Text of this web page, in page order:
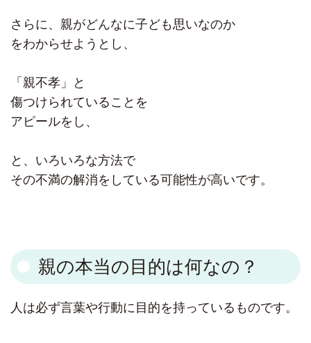
さらに、親がどんなに子ども思いなのか
をわからせようとし、
「親不孝」と
傷つけられていることを
アピールをし、
と、いろいろな方法で
その不満の解消をしている可能性が高いです。
親の本当の目的は何なの？
人は必ず言葉や行動に目的を持っているものです。